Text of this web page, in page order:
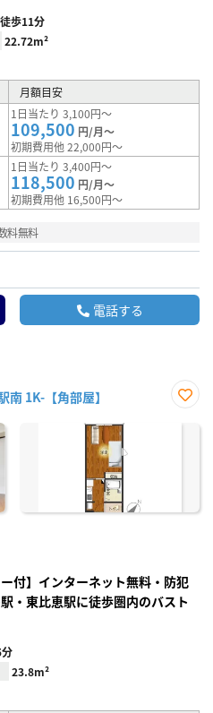
歩11分
22.72m²
月額目安
1日当たり 3,100円～
109,500 円/月～
初期費用他 22,000円～
1日当たり 3,400円～
118,500 円/月～
初期費用他 16,500円～
料無料
電話する
1K-【角部屋】
に入
付】インターネット無料・防犯
・東比恵駅に徒歩圏内のバスト
23.8m²